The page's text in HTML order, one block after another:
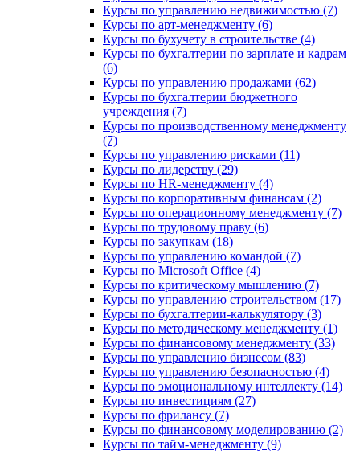
Курсы по управлению недвижимостью (7)
Курсы по арт-менеджменту (6)
Курсы по бухучету в строительстве (4)
Курсы по бухгалтерии по зарплате и кадрам
(6)
Курсы по управлению продажами (62)
Курсы по бухгалтерии бюджетного
учреждения (7)
Курсы по производственному менеджменту
(7)
Курсы по управлению рисками (11)
Курсы по лидерству (29)
Курсы по HR-менеджменту (4)
Курсы по корпоративным финансам (2)
Курсы по операционному менеджменту (7)
Курсы по трудовому праву (6)
Курсы по закупкам (18)
Курсы по управлению командой (7)
Курсы по Microsoft Office (4)
Курсы по критическому мышлению (7)
Курсы по управлению строительством (17)
Курсы по бухгалтерии-калькулятору (3)
Курсы по методическому менеджменту (1)
Курсы по финансовому менеджменту (33)
Курсы по управлению бизнесом (83)
Курсы по управлению безопасностью (4)
Курсы по эмоциональному интеллекту (14)
Курсы по инвестициям (27)
Курсы по фрилансу (7)
Курсы по финансовому моделированию (2)
Курсы по тайм-менеджменту (9)